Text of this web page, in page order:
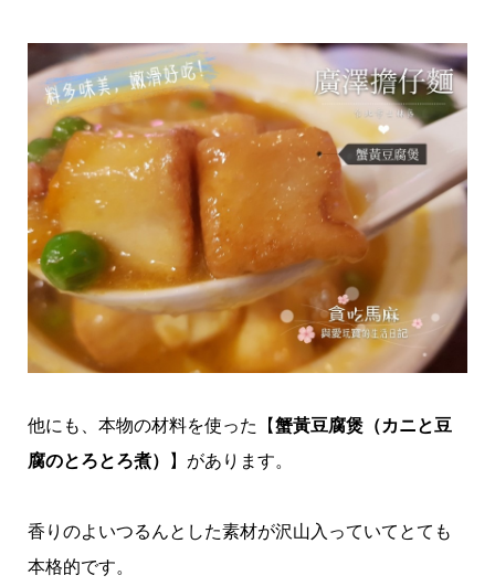
他にも、本物の材料を使った【蟹黃豆腐煲（カニと豆
腐のとろとろ煮）
】があります。
香りのよいつるんとした素材が沢山入っていてとても
本格的です。